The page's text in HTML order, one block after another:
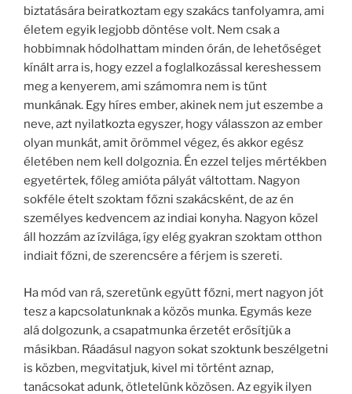
biztatására beiratkoztam egy szakács tanfolyamra, ami
életem egyik legjobb döntése volt. Nem csak a
hobbimnak hódolhattam minden órán, de lehetőséget
kínált arra is, hogy ezzel a foglalkozással kereshessem
meg a kenyerem, ami számomra nem is tűnt
munkának. Egy híres ember, akinek nem jut eszembe a
neve, azt nyilatkozta egyszer, hogy válasszon az ember
olyan munkát, amit örömmel végez, és akkor egész
életében nem kell dolgoznia. Én ezzel teljes mértékben
egyetértek, főleg amióta pályát váltottam. Nagyon
sokféle ételt szoktam főzni szakácsként, de az én
személyes kedvencem az indiai konyha. Nagyon közel
áll hozzám az ízvilága, így elég gyakran szoktam otthon
indiait főzni, de szerencsére a férjem is szereti.
Ha mód van rá, szeretünk együtt főzni, mert nagyon jót
tesz a kapcsolatunknak a közös munka. Egymás keze
alá dolgozunk, a csapatmunka érzetét erősítjük a
másikban. Ráadásul nagyon sokat szoktunk beszélgetni
is közben, megvitatjuk, kivel mi történt aznap,
tanácsokat adunk, ötletelünk közösen. Az egyik ilyen